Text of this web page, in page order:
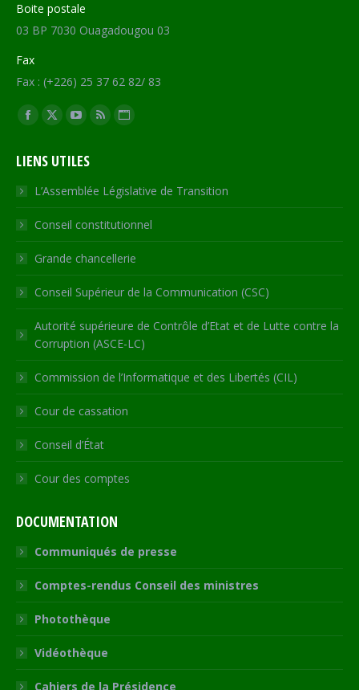
Boite postale
03 BP 7030 Ouagadougou 03
Fax
Fax : (+226) 25 37 62 82/ 83
Trouvez nous sur :
Facebook
opens
in
new
window
X
opens
in
new
window
YouTube
opens
in
new
window
RSS
in
new
window
Site
opens
in
new
LIENS UTILES
L’Assemblée Législative de Transition
Conseil constitutionnel
Grande chancellerie
Conseil Supérieur de la Communication (CSC)
Autorité supérieure de Contrôle d’Etat et de Lutte contre la
Corruption (ASCE-LC)
Commission de l’Informatique et des Libertés (CIL)
Cour de cassation
Conseil d’État
Cour des comptes
DOCUMENTATION
Communiqués de presse
Comptes-rendus Conseil des ministres
Photothèque
Vidéothèque
Cahiers de la Présidence